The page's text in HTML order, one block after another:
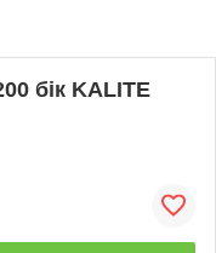
бік KALITE